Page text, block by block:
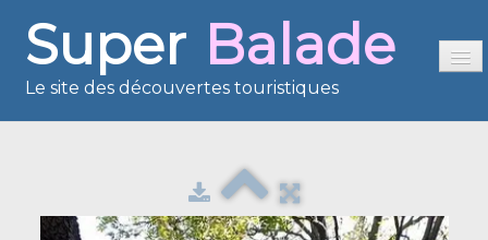
Super Balade
Le site des découvertes touristiques
Présentation